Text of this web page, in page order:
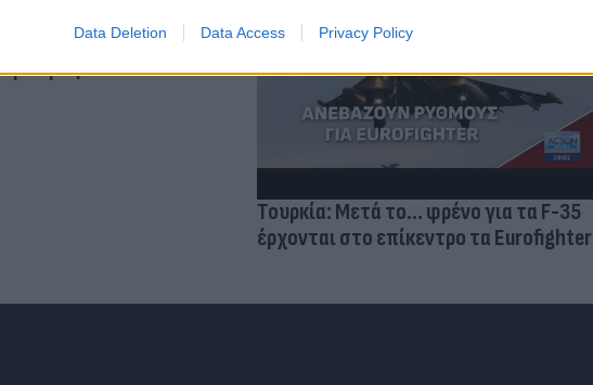
Data Deletion Data Access Privacy Policy
το χαμένο βάρος;
μας
Τουρκία: Μετά το... φρένο για τα F-35
έρχονται στο επίκεντρο τα Eurofighter